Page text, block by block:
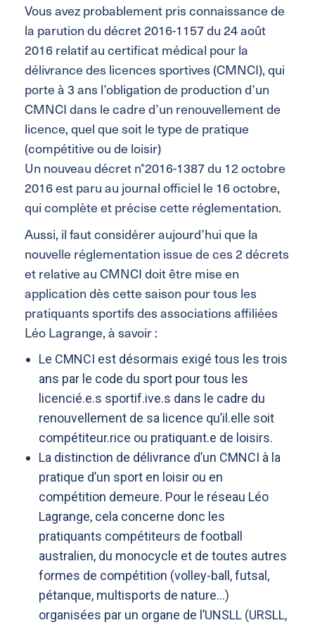
Vous avez probablement pris connaissance de
la parution du décret 2016-1157 du 24 août
2016 relatif au certificat médical pour la
délivrance des licences sportives (CMNCI), qui
porte à 3 ans l’obligation de production d’un
CMNCI dans le cadre d’un renouvellement de
licence, quel que soit le type de pratique
(compétitive ou de loisir)
Un nouveau décret n°2016-1387 du 12 octobre
2016 est paru au journal officiel le 16 octobre,
qui complète et précise cette réglementation.
Aussi, il faut considérer aujourd’hui que la
nouvelle réglementation issue de ces 2 décrets
et relative au CMNCI doit être mise en
application dès cette saison pour tous les
pratiquants sportifs des associations affiliées
Léo Lagrange, à savoir :
Le CMNCI est désormais exigé tous les trois
ans par le code du sport pour tous les
licencié.e.s sportif.ive.s dans le cadre du
renouvellement de sa licence qu’il.elle soit
compétiteur.rice ou pratiquant.e de loisirs.
La distinction de délivrance d’un CMNCI à la
pratique d’un sport en loisir ou en
compétition demeure. Pour le réseau Léo
Lagrange, cela concerne donc les
pratiquants compétiteurs de football
australien, du monocycle et de toutes autres
formes de compétition (volley-ball, futsal,
pétanque, multisports de nature…)
organisées par un organe de l’UNSLL (URSLL,